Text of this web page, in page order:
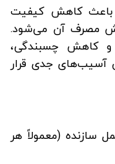
باعث کاهش کیفیت
مصرف آن می‌شود.
و کاهش چسبندگی،
آسیب‌های جدی قرار
سازنده (معمولاً هر